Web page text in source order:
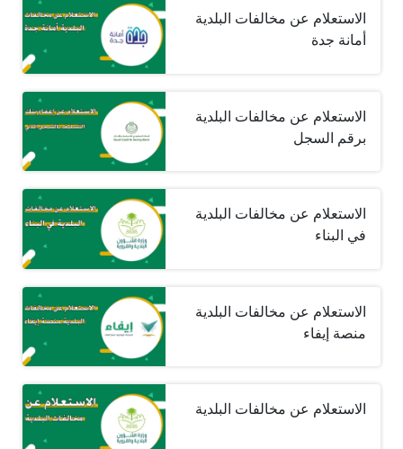
الاستعلام عن مخالفات البلدية
أمانة جدة
الاستعلام عن مخالفات البلدية
برقم السجل
الاستعلام عن مخالفات البلدية
في البناء
الاستعلام عن مخالفات البلدية
منصة إيفاء
الاستعلام عن مخالفات البلدية